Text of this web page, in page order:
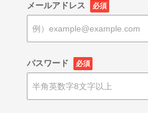
メールアドレス 必須
パスワード 必須